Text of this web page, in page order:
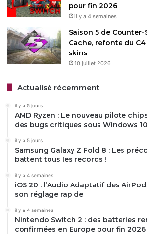
pour fin 2026
il y a 4 semaines
Saison 5 de
Cache, refonte du
skins
10 juillet 2026
Actualisé récemment
il y a 5 jours
AMD Ryzen : Le nouveau pilote
des bugs critiques sous Windows 10
il y a 5 jours
Samsung Galaxy Z Fold 8 : Les
battent tous les records !
il y a 4 semaines
iOS 20 : l’Audio Adaptatif des
son réglage rapide
il y a 4 semaines
Nintendo Switch 2 : des batteries
confirmées en Europe pour fin 2026